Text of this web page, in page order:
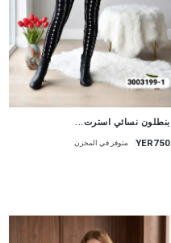
بنطلون نسائي استرت...
YER750 متوفر في المخزن